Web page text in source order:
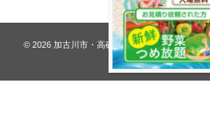
© 2026 加古川市・高砂市 夢リフォーム ウオハ
reserved.